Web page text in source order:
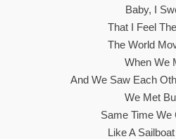
Baby, I
That I Feel
The World
When We
And We Saw Each
We Met
Same Time We
Like A